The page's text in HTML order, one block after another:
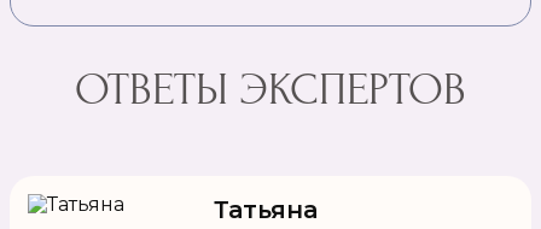
ОТВЕТЫ ЭКСПЕРТОВ
Татьяна